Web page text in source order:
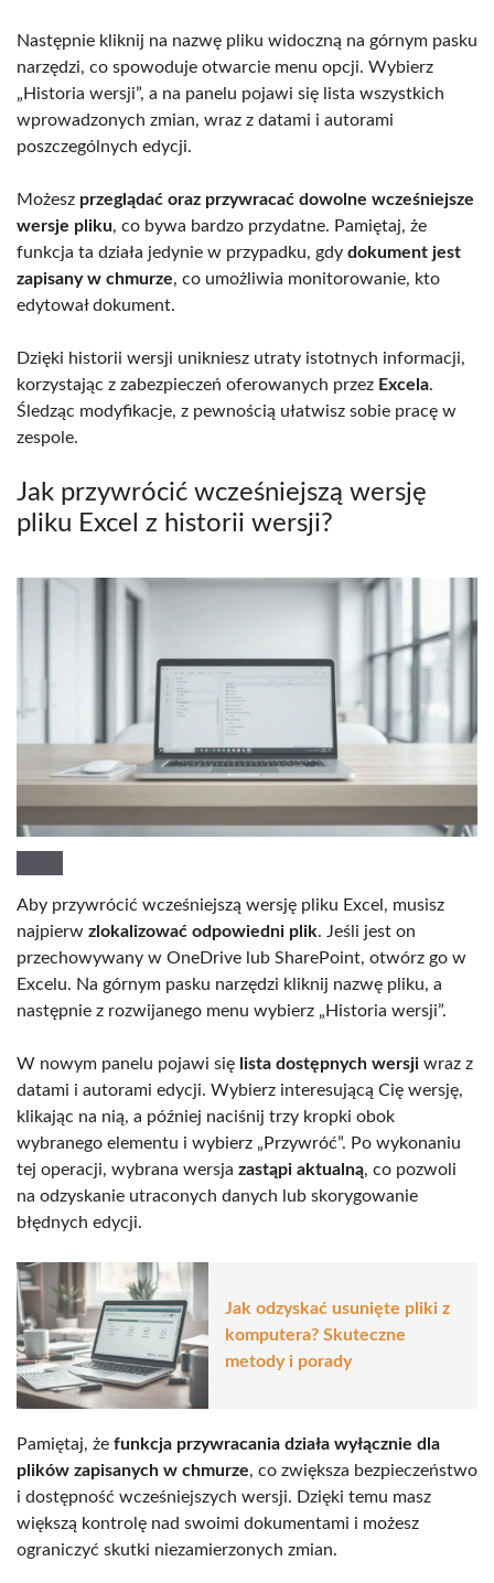
Następnie kliknij na nazwę pliku widoczną na górnym pasku
narzędzi, co spowoduje otwarcie menu opcji. Wybierz
„Historia wersji”, a na panelu pojawi się lista wszystkich
wprowadzonych zmian, wraz z datami i autorami
poszczególnych edycji.
Możesz przeglądać oraz przywracać dowolne wcześniejsze
wersje pliku, co bywa bardzo przydatne. Pamiętaj, że
funkcja ta działa jedynie w przypadku, gdy dokument jest
zapisany w chmurze, co umożliwia monitorowanie, kto
edytował dokument.
Dzięki historii wersji unikniesz utraty istotnych informacji,
korzystając z zabezpieczeń oferowanych przez Excela.
Śledząc modyfikacje, z pewnością ułatwisz sobie pracę w
zespole.
Jak przywrócić wcześniejszą wersję
pliku Excel z historii wersji?
Aby przywrócić wcześniejszą wersję pliku Excel, musisz
najpierw zlokalizować odpowiedni plik. Jeśli jest on
przechowywany w OneDrive lub SharePoint, otwórz go w
Excelu. Na górnym pasku narzędzi kliknij nazwę pliku, a
następnie z rozwijanego menu wybierz „Historia wersji”.
W nowym panelu pojawi się lista dostępnych wersji wraz z
datami i autorami edycji. Wybierz interesującą Cię wersję,
klikając na nią, a później naciśnij trzy kropki obok
wybranego elementu i wybierz „Przywróć”. Po wykonaniu
tej operacji, wybrana wersja zastąpi aktualną, co pozwoli
na odzyskanie utraconych danych lub skorygowanie
błędnych edycji.
Jak odzyskać usunięte pliki z
komputera? Skuteczne
metody i porady
Pamiętaj, że funkcja przywracania działa wyłącznie dla
plików zapisanych w chmurze, co zwiększa bezpieczeństwo
i dostępność wcześniejszych wersji. Dzięki temu masz
większą kontrolę nad swoimi dokumentami i możesz
ograniczyć skutki niezamierzonych zmian.